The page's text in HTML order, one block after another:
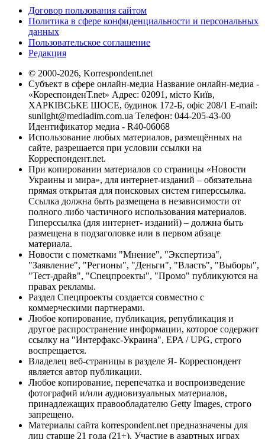
Договор пользования сайтом
Политика в сфере конфиденциальности и персональных
данных
Пользовательское соглашение
Редакция
© 2000-2026, Korrespondent.net
Субъект в сфере онлайн-медиа Название онлайн-медиа -
«КореспонденТ.net» Адрес: 02091, місто Київ,
ХАРКІВСЬКЕ ШОСЕ, будинок 172-Б, офіс 208/1 E-mail:
sunlight@mediadim.com.ua Телефон: 044-205-43-00
Идентификатор медиа - R40-06068
Использование любых материалов, размещённых на
сайте, разрешается при условии ссылки на
Корреспондент.net.
При копировании материалов со страницы «Новости
Украины и мира», для интернет-изданий – обязательна
прямая открытая для поисковых систем гиперссылка.
Ссылка должна быть размещена в независимости от
полного либо частичного использования материалов.
Гиперссылка (для интернет- изданий) – должна быть
размещена в подзаголовке или в первом абзаце
материала.
Новости с пометками "Мнение", "Экспертиза",
"Заявление", "Регионы", "Деньги", "Власть", "Выборы",
"Тест-драйв", "Спецпроекты", "Промо" публикуются на
правах рекламы.
Раздел Спецпроекты создается совместно с
коммерческими партнерами.
Любое копирование, публикация, републикация и
другое распространение информации, которое содержит
ссылку на "Интерфакс-Украина", EPA / UPG, строго
воспрещается.
Владелец веб-страницы в разделе Я- Корреспондент
является автор публикации.
Любое копирование, перепечатка и воспроизведение
фотографий и/или аудиовизуальных материалов,
принадлежащих правообладателю Getty Images, строго
запрещено.
Материалы сайта korrespondent.net предназначены для
лиц старше 21 года (21+). Участие в азартных играх